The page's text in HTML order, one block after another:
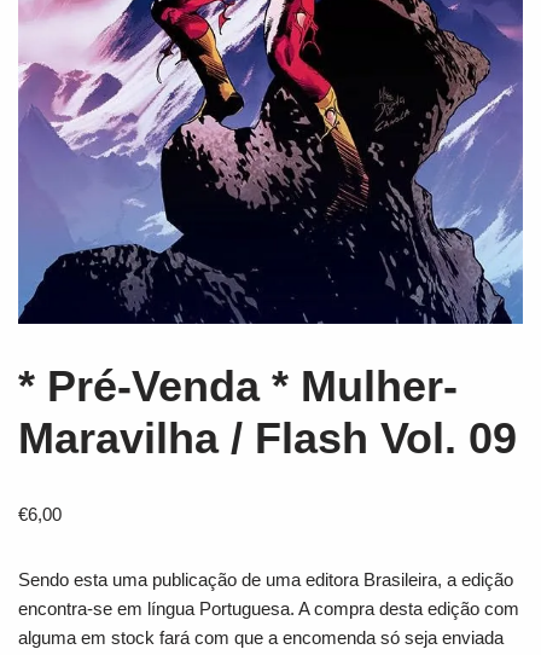
* Pré-Venda * Mulher-
Maravilha / Flash Vol. 09
€6,00
Sendo esta uma publicação de uma editora Brasileira, a edição
encontra-se em língua Portuguesa. A compra desta edição com
alguma em stock fará com que a encomenda só seja enviada